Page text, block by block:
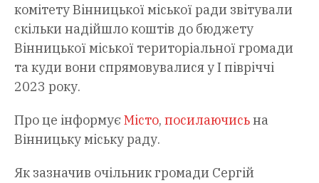
комітету Вінницької міської ради звітували
скільки надійшло коштів до бюджету
Вінницької міської територіальної громади
та куди вони спрямовувалися у I півріччі
2023 року.
Про це інформує Місто, посилаючисьна
Вінницьку міську раду.
Як зазначив очільник громади Сергій